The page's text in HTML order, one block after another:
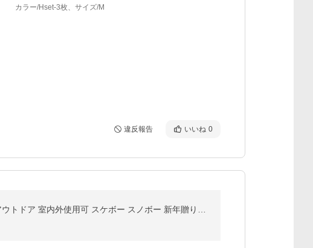
カラー/Hset-3枚、サイズ/M
違反報告 いいね 0